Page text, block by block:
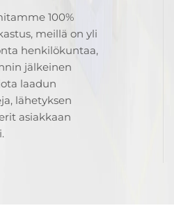
100%
meillä on yli
henkilökuntaa,
jälkeinen
laadun
lähetyksen
asiakkaan